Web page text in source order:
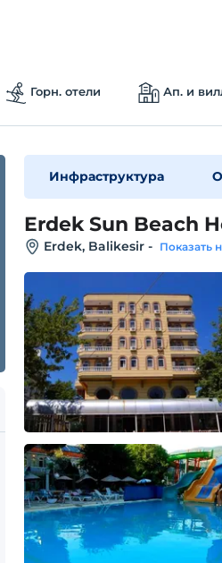
Горн. отели Ап. и
Инфраструктура
Erdek Sun Beach
Erdek, Balikesir- Показать